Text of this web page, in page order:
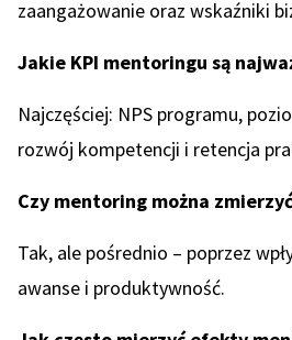
zaangażowanie oraz wskaźniki
Jakie KPI mentoringu są
Najczęściej: NPS programu,
rozwój kompetencji i retencja
Czy mentoring można
Tak, ale pośrednio – poprzez
awanse i produktywność.